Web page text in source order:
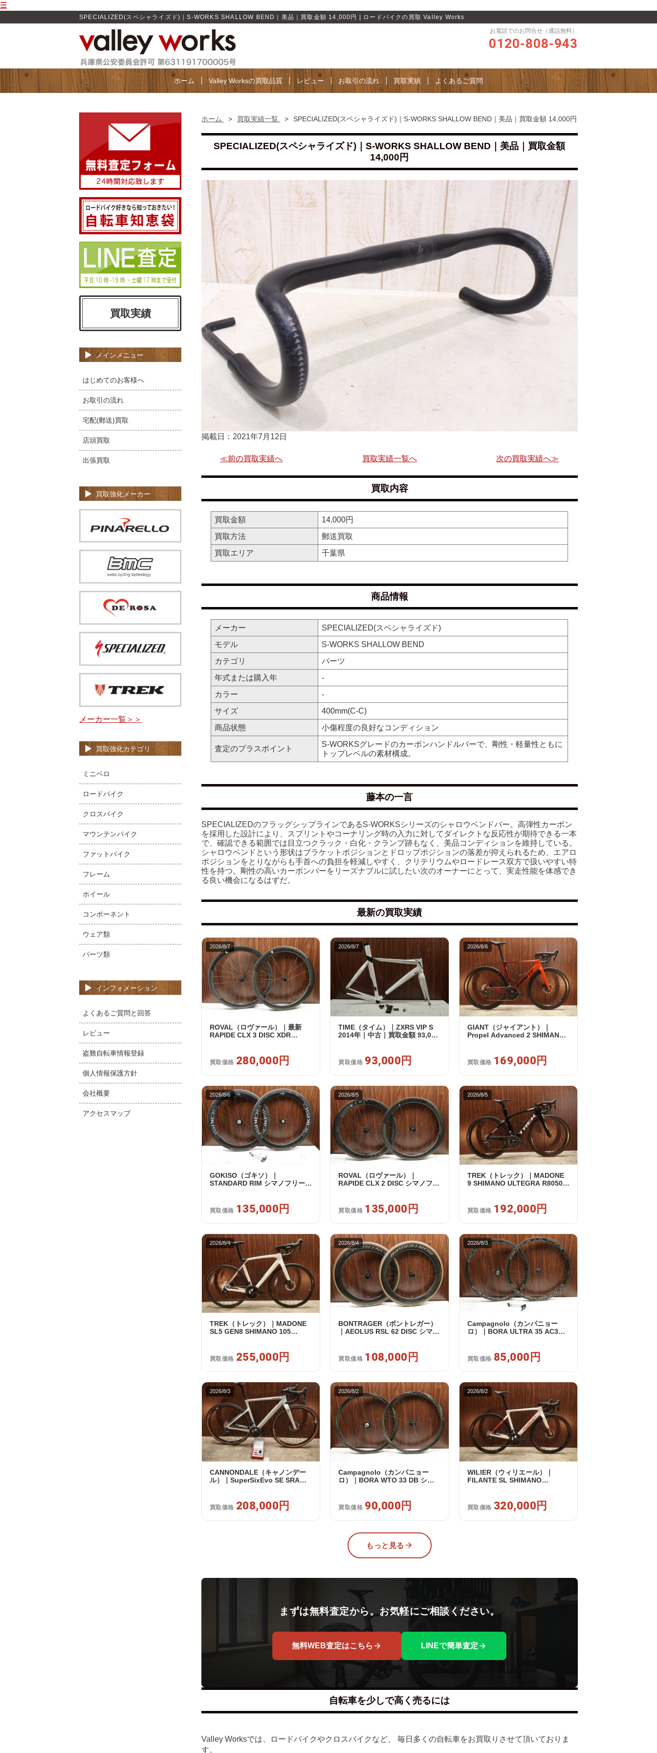
☰
SPECIALIZED(スペシャライズド)｜S-WORKS SHALLOW BEND｜美品｜買取金額 14,000円 | ロードバイクの買取 Valley Works
お電話でのお問合せ（通話無料）
0120-808-943
ホーム Valley Worksの買取品質 レビュー お取引の流れ 買取実績 よくあるご質問
ホーム > 買取実績一覧 > SPECIALIZED(スペシャライズド)｜S-WORKS SHALLOW BEND｜美品｜買取金額 14,000円
SPECIALIZED(スペシャライズド)｜S-WORKS SHALLOW BEND｜美品｜買取金額
14,000円
掲載日：2021年7月12日
≪前の買取実績へ 買取実績一覧へ 次の買取実績へ≫
買取内容
買取金額
14,000円
買取方法
郵送買取
買取エリア
千葉県
商品情報
メーカー
SPECIALIZED(スペシャライズド)
モデル
S-WORKS SHALLOW BEND
カテゴリ
パーツ
年式または購入年
-
カラー
-
サイズ
400mm(C-C)
商品状態
小傷程度の良好なコンディション
査定のプラスポイント
S-WORKSグレードのカーボンハンドルバーで、剛性・軽量性ともに
トップレベルの素材構成。
藤本の一言
SPECIALIZEDのフラッグシップラインであるS-WORKSシリーズのシャロウベンドバー。高弾性カーボン
を採用した設計により、スプリントやコーナリング時の入力に対してダイレクトな反応性が期待できる一本
で、確認できる範囲では目立つクラック・白化・クランプ跡もなく、美品コンディションを維持している。
シャロウベンドという形状はブラケットポジションとドロップポジションの落差が抑えられるため、エアロ
ポジションをとりながらも手首への負担を軽減しやすく、クリテリウムやロードレース双方で扱いやすい特
性を持つ。剛性の高いカーボンバーをリーズナブルに試したい次のオーナーにとって、実走性能を体感でき
る良い機会になるはずだ。
最新の買取実績
2026/8/7
ROVAL（ロヴァール）｜最新
RAPIDE CLX 3 DISC XDR
買取価格 280,000円
2026/8/7
TIME（タイム）｜ZXRS VIP S
2014年｜中古｜買取金額 93,000
買取価格 93,000円
2026/8/6
GIANT（ジャイアント）｜
Propel Advanced 2 SHIMANO
買取価格 169,000円
2026/8/6
GOKISO（ゴキソ）｜
STANDARD RIM シマノフリー
買取価格 135,000円
2026/8/5
ROVAL（ロヴァール）｜
RAPIDE CLX 2 DISC シマノフリ
買取価格 135,000円
2026/8/5
TREK（トレック）｜MADONE
9 SHIMANO ULTEGRA R8050
買取価格 192,000円
2026/8/4
TREK（トレック）｜MADONE
SL5 GEN8 SHIMANO 105
円
買取価格 255,000円
2026/8/4
BONTRAGER（ボントレガー）
｜AEOLUS RSL 62 DISC シマノ
買取価格 108,000円
2026/8/3
Campagnolo（カンパニョー
ロ）｜BORA ULTRA 35 AC3
額 85,000円
買取価格 85,000円
2026/8/3
CANNONDALE（キャノンデー
ル）｜SuperSixEvo SE SRAM
年｜美品｜買取金額 208,000円
買取価格 208,000円
2026/8/2
Campagnolo（カンパニョー
ロ）｜BORA WTO 33 DB シマ
買取価格 90,000円
2026/8/2
WILIER（ウィリエール）｜
FILANTE SL SHIMANO
320,000円
買取価格 320,000円
もっと見る
まずは無料査定から。お気軽にご相談ください。
無料WEB査定はこちら LINEで簡単査定
自転車を少しで高く売るには
Valley Worksでは、ロードバイクやクロスバイクなど、 毎日多くの自転車をお買取りさせて頂いておりま
す。
買取実績
メインメニュー
はじめてのお客様へ
お取引の流れ
宅配(郵送)買取
店頭買取
出張買取
買取強化メーカー
メーカー一覧＞＞
買取強化カテゴリ
ミニベロ
ロードバイク
クロスバイク
マウンテンバイク
ファットバイク
フレーム
ホイール
コンポーネント
ウェア類
パーツ類
インフォメーション
よくあるご質問と回答
レビュー
盗難自転車情報登録
個人情報保護方針
会社概要
アクセスマップ